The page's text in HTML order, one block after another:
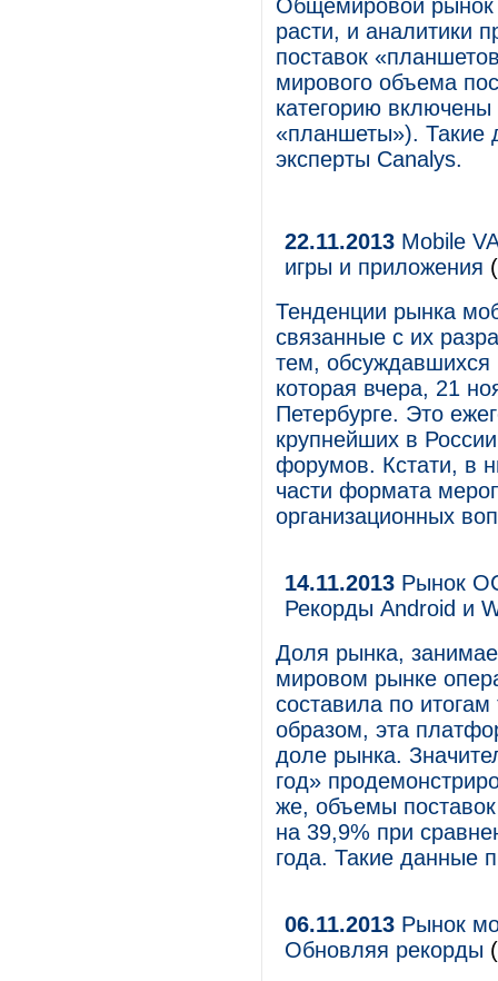
Общемировой рынок
расти, и аналитики
поставок
мирового объема
категорию
«планшеты»). Такие
эксперты Canalys.
22.11.2013 Mobile
игры и приложения
Тенденции рынка
связанные с их
тем, обсуждавшихся
которая вчера, 21
Петербурге. Это
крупнейших в
форумов. Кстати, в
части формата
организационных
14.11.2013 Рынок
Рекорды Android и
Доля рынка,
мировом рынке
составила по
образом, эта
доле рынка.
год»
же, объемы
на 39,9% при
года. Такие данные
06.11.2013 Рынок
Обновляя рекорды